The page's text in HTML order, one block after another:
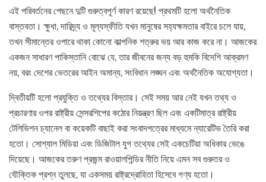
এই পরিবর্তনের পেছনে দুটি গুরুত্বপূর্ণ কারণ রয়েছে! প্রথমটি হলো অর্থনৈতিক
বাস্তবতা। ক্ষুধা, দারিদ্র্য ও মূল্যস্ফীতি যখন মানুষের সহ্যক্ষমতার বাইরে চলে যায়,
তখন সীমান্তের ওপারে থাকা কোনো কাল্পনিক শত্রুর ভয় আর কাজ করে না। আজকের
একজন সাধারণ পাকিস্তানি বোঝে যে, তার জীবনের জন্য বড় হুমকি বিদেশি আক্রমণ
নয়, বরং দেশের ভেতরের আইন অমান্য, সংবিধান লঙ্ঘন এবং অর্থনৈতিক অযোগ্যতা।
দ্বিতীয়টি হলো প্রযুক্তি ও তথ্যের বিস্তার। সেই সময় আর নেই যখন তথ্য ও
প্রচারণার ওপর রাষ্ট্রীয় সেন্সরশিপের কঠোর নিয়ন্ত্রণ ছিল এবং একটিমাত্র রাষ্ট্রীয়
টেলিভিশন চ্যানেল বা কয়েকটি বাছাই করা সংবাদপত্রের মাধ্যমে ন্যারেটিভ তৈরি করা
হতো। সোশ্যাল মিডিয়া এবং ডিজিটাল যুগ তথ্যের সেই একচেটিয়া অধিকার ভেঙে
দিয়েছে। আজকের তরুণ প্রজন্ম রাওয়ালপিন্ডির নীতি নিয়ে এমন সব গুরুতর ও
যৌক্তিক প্রশ্ন তুলছে, যা একসময় রাষ্ট্রদ্রোহিতা হিসেবে গণ্য হতো।